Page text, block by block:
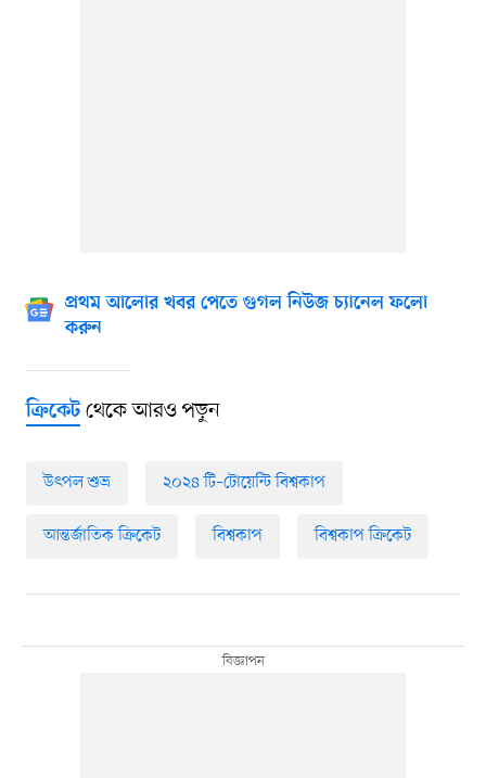
প্রথম আলোর খবর পেতে গুগল নিউজ চ্যানেল ফলো
করুন
ক্রিকেটথেকে আরও পড়ুন
উৎপল শুভ্র ২০২৪ টি–টোয়েন্টি বিশ্বকাপ
আন্তর্জাতিক ক্রিকেট বিশ্বকাপ বিশ্বকাপ ক্রিকেট